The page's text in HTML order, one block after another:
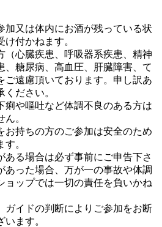
加又は体内にお酒が残っている状
付かねます。
（心臓疾患、呼吸器系疾患、精神
、糖尿病、高血圧、肝臓障害、て
ご遠慮頂いております。申し訳あ
ください。
痢や嘔吐など体調不良のある方は
。
お持ちの方のご参加は安全のため
。
ある場合は必ず事前にご申告下さ
あった場合、万が一の事故や体調
ョップでは一切の責任を負いかね
ガイドの判断によりご参加をお断
います。